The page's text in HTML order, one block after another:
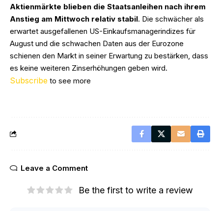
Aktienmärkte blieben die Staatsanleihen nach ihrem
Anstieg am Mittwoch relativ stabil. Die schwächer als
erwartet ausgefallenen US-Einkaufsmanagerindizes für
August und die schwachen Daten aus der Eurozone
schienen den Markt in seiner Erwartung zu bestärken, dass
es keine weiteren Zinserhöhungen geben wird.
Subscribe to see more
Leave a Comment
Be the first to write a review